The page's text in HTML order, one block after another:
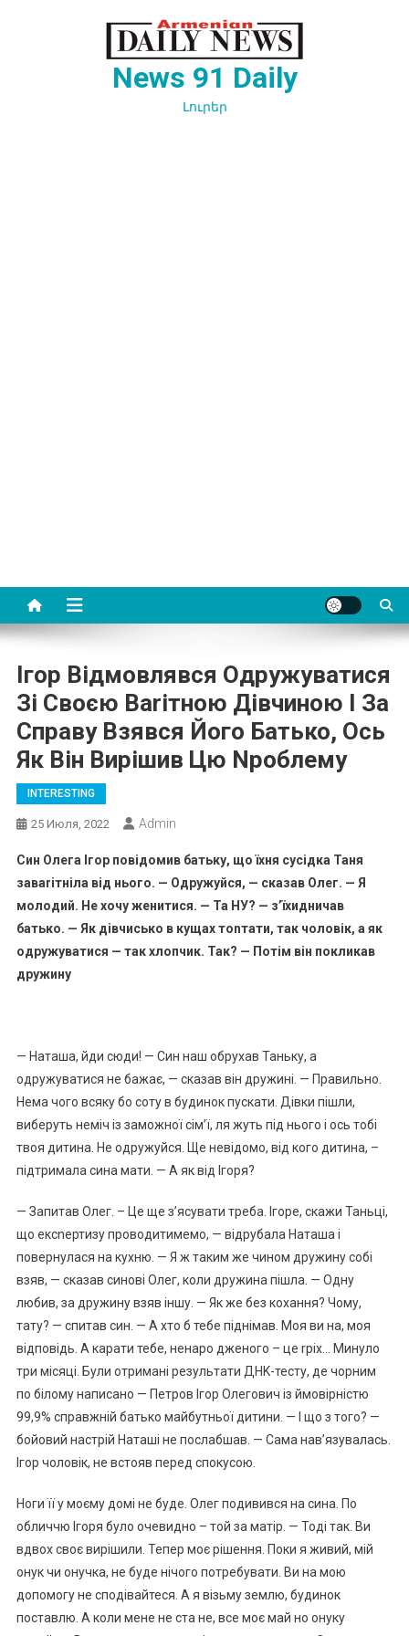
News 91 Daily
Լուրեր
Ігор Відмовлявся Одружуватися
Зі Своєю Ваrітною Дівчиною І За
Справу Взявся Його Батько, Ось
Як Він Вирішив Цю Nроблему
INTERESTING
25 Июля, 2022 Admin
Син Олега Ігор повідомив батьку, що їхня сусідка Таня
заваrітніла від нього. — Одружуйся, — сказав Олег. — Я
молодий. Не хочу женитися. — Та НУ? — з’їхидничав
батько. — Як дівчисько в кущах тоnтати, так чоловік, а як
одружуватися — так хлопчик. Так? — Потім він покликав
дружину
— Наташа, йди сюди! — Син наш обрухав Таньку, а
одружуватися не бажає, — сказав він дружині. — Правильно.
Нема чого всяку бо соту в будинок пускати. Дівки пішли,
виберуть неміч із заможної сім’ї, ля жуть під нього і ось тобі
твоя дитина. Не одружуйся. Ще невідомо, від кого дитина, –
підтримала сина мати. — А як від Ігоря?
— Запитав Олег. – Це ще з’ясувати треба. Ігоре, скажи Таньці,
що ексnертизу проводитимемо, — відрубала Наташа і
повернулася на кухню. — Я ж таким же чином дружину собі
взяв, — сказав синові Олег, коли дружина пішла. — Одну
любив, за дружину взяв іншу. — Як же без кохання? Чому,
тату? — спитав син. — А хто б тебе піднімав. Моя ви на, моя
відповідь. А карати тебе, ненаро дженого – це rріх… Минуло
три місяці. Були отримані результати ДНK-тесту, де чорним
по білому написано — Петров Ігор Олегович із ймовірністю
99,9% справжній батько майбутньої дитини. — І що з того? —
бойовий настрій Наташі не послабшав. — Сама нав’язувалась.
Ігор чоловік, не встояв перед спокусою.
Ноги її у моєму домі не буде. Олег подивився на сина. По
обличчю Ігоря було очевидно – той за матір. — Тоді так. Ви
вдвох своє вирішили. Тепер моє рішення. Поки я живий, мій
онук чи онучка, не буде нічого потребувати. Ви на мою
допомогу не сподівайтеся. А я візьму землю, будинок
поставлю. А коли мене не ста не, все моє май но онуку